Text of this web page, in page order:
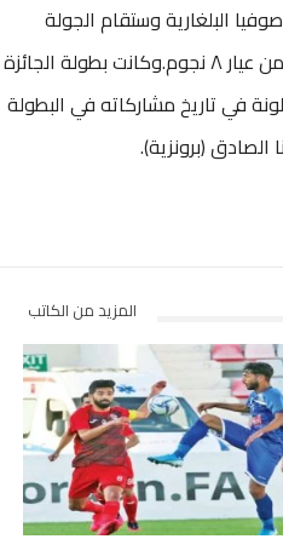
البلغارية وستقام الجولة
الأخيرة في العاصمة الروسية موسكو خلال شهر ديسمبر المقبل وستكون مصنفة من عيار ٨ نجوم.وكانت بطولة الجائزة
عام ٢٠١٣ ، وسبق للأردن الحصول على ٤ ميداليات ملونة في تاريخ مشاركاته في البطولة
(برونزية).
المزيد من الكاتب